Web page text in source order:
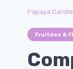
Papaya Candle
Fruitées &